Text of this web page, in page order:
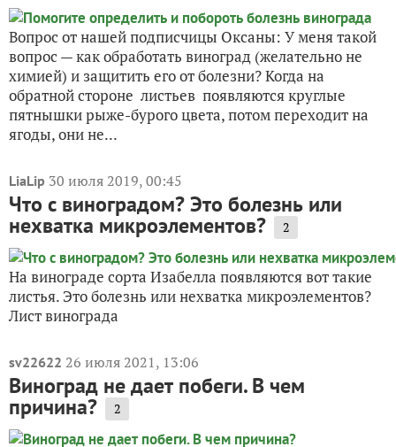
Вопрос от нашей подписчицы Оксаны: У меня такой
вопрос — как обработать виноград (желательно не
химией) и защитить его от болезни? Когда на
обратной стороне листьев появляются круглые
пятнышки рыже-бурого цвета, потом переходит на
ягоды, они не...
LiaLip 30 июля 2019, 00:45
Что с виноградом? Это болезнь или
нехватка микроэлементов? 2
На винограде сорта Изабелла появляются вот такие
листья. Это болезнь или нехватка микроэлементов?
Лист винограда
sv22622 26 июля 2021, 13:06
Виноград не дает побеги. В чем
причина? 2